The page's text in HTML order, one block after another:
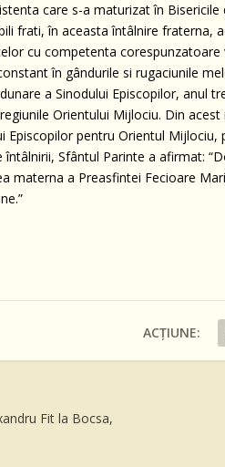
care s-a maturizat în
frati, în aceasta întâlnire fraterna,
cu competenta
în gândurile si rugaciunile
a Sinodului Episcopilor, anul
Orientului Mijlociu. Din
Episcopilor pentru Orientul
întâlnirii, Sfântul Parinte a afirmat:
materna a Preasfintei Fecioare
ACȚIUNE:
Fit la Bocsa,